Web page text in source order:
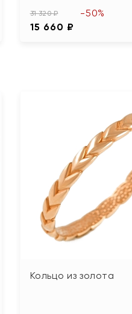
31 320 ₽
15 660 ₽
-50%
Кольцо из золота